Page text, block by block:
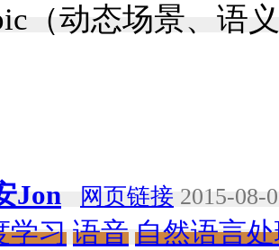
（动态场景、语
Jon 网页链接 2015-08-
学习 语音 自然语言